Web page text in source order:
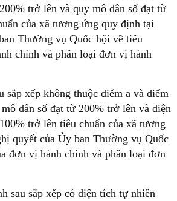
trở lên và quy mô dân số đạt từ
của xã tương ứng quy định tại
Thường vụ Quốc hội về tiêu
chính và phân loại đơn vị hành
sắp xếp không thuộc điểm a và điểm
dân số đạt từ 200% trở lên và diện
trở lên tiêu chuẩn của xã tương
quyết của Ủy ban Thường vụ Quốc
đơn vị hành chính và phân loại đơn
sau sắp xếp có diện tích tự nhiên